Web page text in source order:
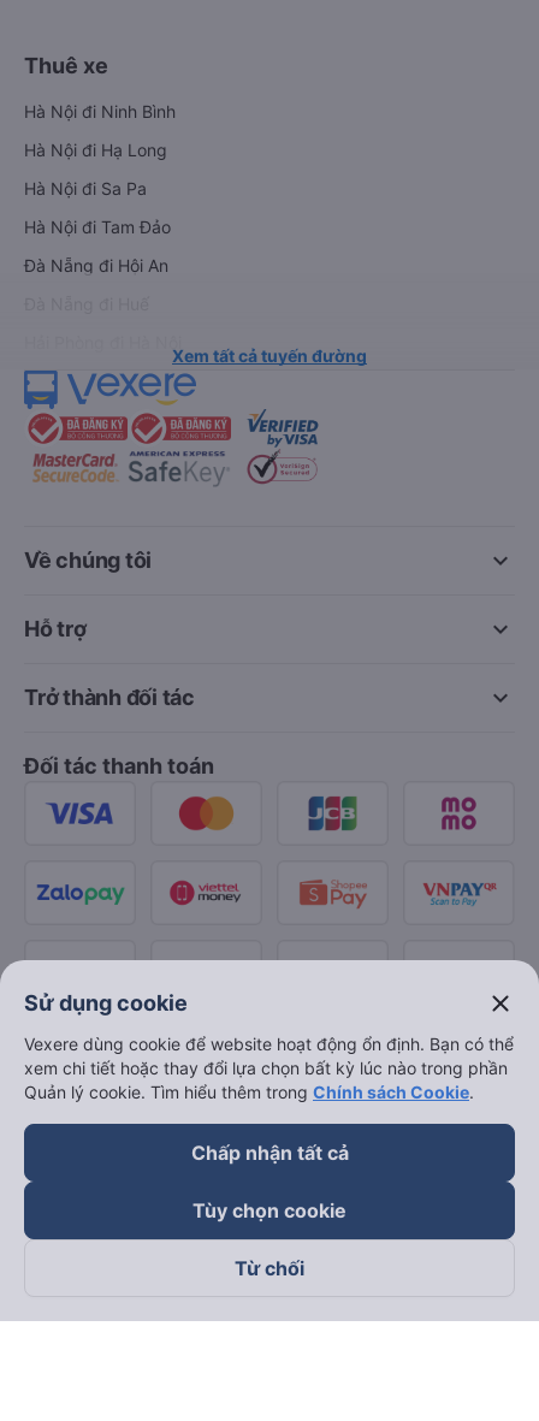
Thuê xe
Hà Nội đi Ninh Bình
Hà Nội đi Hạ Long
Hà Nội đi Sa Pa
Hà Nội đi Tam Đảo
Đà Nẵng đi Hội An
Xem tất cả tuyến đường
keyboard_arrow_down
Về chúng tôi
keyboard_arrow_down
Hỗ trợ
keyboard_arrow_down
Trở thành đối tác
Đối tác thanh toán
Theo dõi chúng tôi trên
Sử dụng cookie close
Vexere dùng cookie để website hoạt động ổn định. Bạn có thể
xem chi tiết hoặc thay đổi lựa chọn bất kỳ lúc nào trong phần
Quản lý cookie. Tìm hiểu thêm trong Chính sách Cookie.
Chấp nhận tất cả
Tùy chọn cookie
Từ chối